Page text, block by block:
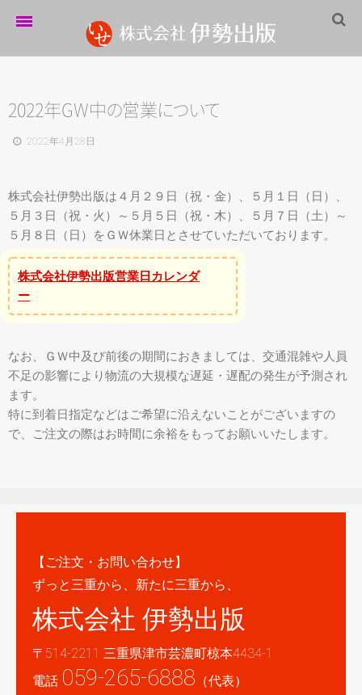
伊勢出版だより
営業案内
企業情報
採用情報
パートナーシップ
お問い合わせ
2022年GW中の営業について
2022年4月28日
株式会社伊勢出版は４月２９日（祝・金）、５月１日（日）、
５月３日（祝・火）～５月５日（祝・木）、５月７日（土）～
５月８日（日）をＧＷ休業日とさせていただいております。
株式会社伊勢出版営業日カレンダ
ー
なお、ＧＷ中及び前後の期間におきましては、交通混雑や人員
不足の影響により物流の大規模な遅延・遅配の発生が予測され
ます。
特に到着日指定などはご希望に沿えないことがございますの
で、ご注文の際はお時間に余裕をもってお願いいたします。
【ご注文・お問い合わせ】
ずっと三重から、新たに三重から、
株式会社 伊勢出版
〒514-2211 三重県津市芸濃町椋本4434-1
電話 059-265-6888 （代表）